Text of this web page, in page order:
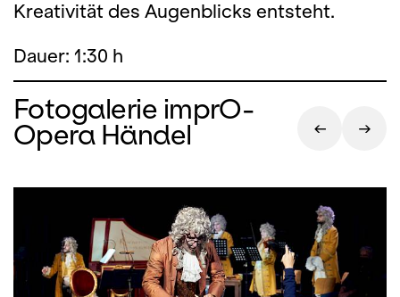
Kreativität des Augenblicks entsteht.
Dauer: 1:30 h
Fotogalerie imprO-
Opera Händel